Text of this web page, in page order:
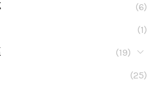
(6)
(1)
(19)
(25)